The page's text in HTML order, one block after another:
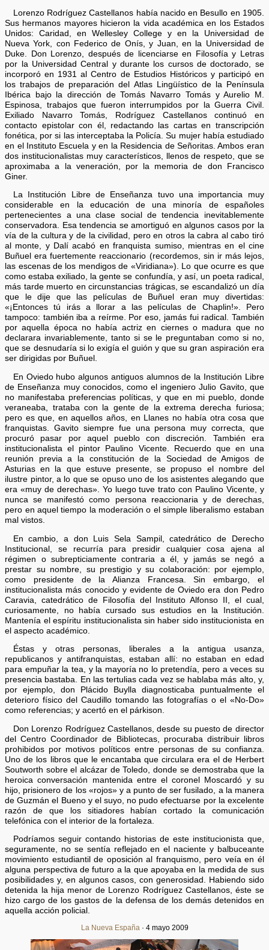
Lorenzo Rodríguez Castellanos había nacido en Besullo en 1905.
Sus hermanos mayores hicieron la vida académica en los Estados
Unidos: Caridad, en Wellesley College y en la Universidad de
Nueva York, con Federico de Onís, y Juan, en la Universidad de
Duke. Don Lorenzo, después de licenciarse en Filosofía y Letras
por la Universidad Central y durante los cursos de doctorado, se
incorporó en 1931 al Centro de Estudios Históricos y participó en
los trabajos de preparación del Atlas Lingüístico de la Península
Ibérica bajo la dirección de Tomás Navarro Tomás y Aurelio M.
Espinosa, trabajos que fueron interrumpidos por la Guerra Civil.
Exiliado Navarro Tomás, Rodríguez Castellanos continuó en
contacto epistolar con él, redactando las cartas en transcripción
fonética, por si las interceptaba la Policía. Su mujer había estudiado
en el Instituto Escuela y en la Residencia de Señoritas. Ambos eran
dos institucionalistas muy característicos, llenos de respeto, que se
aproximaba a la veneración, por la memoria de don Francisco
Giner.
La Institución Libre de Enseñanza tuvo una importancia muy
considerable en la educación de una minoría de españoles
pertenecientes a una clase social de tendencia inevitablemente
conservadora. Esa tendencia se amortiguó en algunos casos por la
vía de la cultura y de la civilidad, pero en otros la cabra al cabo tiró
al monte, y Dalí acabó en franquista sumiso, mientras en el cine
Buñuel era fuertemente reaccionario (recordemos, sin ir más lejos,
las escenas de los mendigos de «Viridiana»). Lo que ocurre es que
como estaba exiliado, la gente se confundía, y así, un poeta radical,
más tarde muerto en circunstancias trágicas, se escandalizó un día
que le dije que las películas de Buñuel eran muy divertidas:
«¡Entonces tú irás a llorar a las películas de Chaplin!». Pero
tampoco: también iba a reírme. Por eso, jamás fui radical. También
por aquella época no había actriz en ciernes o madura que no
declarara invariablemente, tanto si se le preguntaban como si no,
que se desnudaría si lo exigía el guión y que su gran aspiración era
ser dirigidas por Buñuel.
En Oviedo hubo algunos antiguos alumnos de la Institución Libre
de Enseñanza muy conocidos, como el ingeniero Julio Gavito, que
no manifestaba preferencias políticas, y que en mi pueblo, donde
veraneaba, trataba con la gente de la extrema derecha furiosa;
pero es que, en aquellos años, en Llanes no había otra cosa que
franquistas. Gavito siempre fue una persona muy correcta, que
procuró pasar por aquel pueblo con discreción. También era
institucionalista el pintor Paulino Vicente. Recuerdo que en una
reunión previa a la constitución de la Sociedad de Amigos de
Asturias en la que estuve presente, se propuso el nombre del
ilustre pintor, a lo que se opuso uno de los asistentes alegando que
era «muy de derechas». Yo luego tuve trato con Paulino Vicente, y
nunca se manifestó como persona reaccionaria y de derechas,
pero en aquel tiempo la moderación o el simple liberalismo estaban
mal vistos.
En cambio, a don Luis Sela Sampil, catedrático de Derecho
Institucional, se recurría para presidir cualquier cosa ajena al
régimen o subrepticiamente contraria a él, y jamás se negó a
prestar su nombre, su prestigio y su colaboración: por ejemplo,
como presidente de la Alianza Francesa. Sin embargo, el
institucionalista más conocido y evidente de Oviedo era don Pedro
Caravia, catedrático de Filosofía del Instituto Alfonso II, el cual,
curiosamente, no había cursado sus estudios en la Institución.
Mantenía el espíritu institucionalista sin haber sido institucionista en
el aspecto académico.
Éstas y otras personas, liberales a la antigua usanza,
republicanos y antifranquistas, estaban allí: no estaban en edad
para empuñar la tea, y la mayoría no lo pretendía, pero a veces su
presencia bastaba. En las tertulias cada vez se hablaba más alto, y,
por ejemplo, don Plácido Buylla diagnosticaba puntualmente el
deterioro físico del Caudillo tomando las fotografías o el «No-Do»
como referencias; y acertó en el párkison.
Don Lorenzo Rodríguez Castellanos, desde su puesto de director
del Centro Coordinador de Bibliotecas, procuraba distribuir libros
prohibidos por motivos políticos entre personas de su confianza.
Uno de los libros que le encantaba que circulara era el de Herbert
Soutworth sobre el alcázar de Toledo, donde se demostraba que la
heroica conversación mantenida entre el coronel Moscardó y su
hijo, prisionero de los «rojos» y a punto de ser fusilado, a la manera
de Guzmán el Bueno y el suyo, no pudo efectuarse por la excelente
razón de que los sitiadores habían cortado la comunicación
telefónica con el interior de la fortaleza.
Podríamos seguir contando historias de este institucionista que,
seguramente, no se sentía reflejado en el naciente y balbuceante
movimiento estudiantil de oposición al franquismo, pero veía en él
alguna perspectiva de futuro a la que apoyaba en la medida de sus
posibilidades y, en algunos casos, con generosidad. Habiendo sido
detenida la hija menor de Lorenzo Rodríguez Castellanos, éste se
hizo cargo de los gastos de la defensa de los demás detenidos en
aquella acción policial.
La Nueva España · 4 mayo 2009